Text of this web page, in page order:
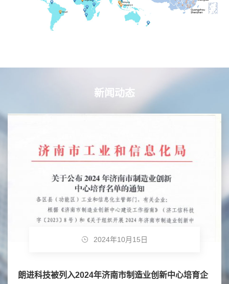
新闻动态
2024年10月15日
朗进科技被列入2024年济南市制造业创新中心培育企